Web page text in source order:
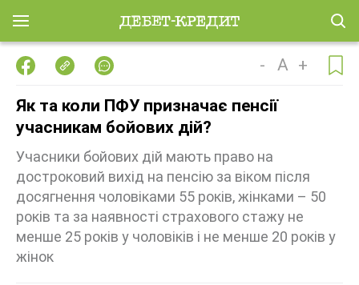
- A +
Як та коли ПФУ призначає пенсії
учасникам бойових дій?
Учасники бойових дій мають право на
достроковий вихід на пенсію за віком після
досягнення чоловіками 55 років, жінками – 50
років та за наявності страхового стажу не
менше 25 років у чоловіків і не менше 20 років у
жінок